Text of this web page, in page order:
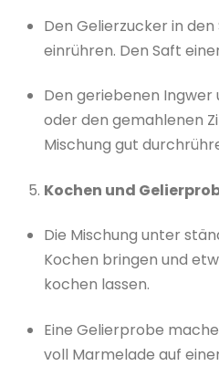
Den Gelierzucker in
einrühren. Den Saft
Den geriebenen Ingwer
oder den gemahlenen
Mischung gut
Kochen und
Die Mischung unter
Kochen bringen und
kochen lassen.
Eine Gelierprobe
voll Marmelade auf